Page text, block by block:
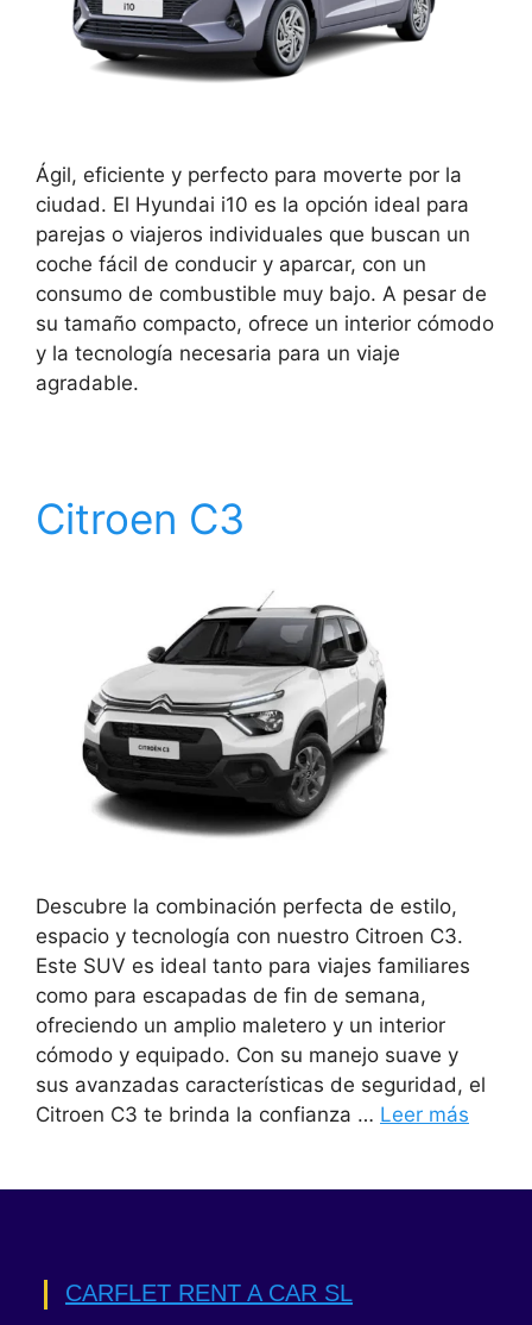
Ágil, eficiente y perfecto para moverte por la
ciudad. El Hyundai i10 es la opción ideal para
parejas o viajeros individuales que buscan un
coche fácil de conducir y aparcar, con un
consumo de combustible muy bajo. A pesar de
su tamaño compacto, ofrece un interior cómodo
y la tecnología necesaria para un viaje
agradable.
Citroen C3
Descubre la combinación perfecta de estilo,
espacio y tecnología con nuestro Citroen C3.
Este SUV es ideal tanto para viajes familiares
como para escapadas de fin de semana,
ofreciendo un amplio maletero y un interior
cómodo y equipado. Con su manejo suave y
sus avanzadas características de seguridad, el
Citroen C3 te brinda la confianza … Leer más
CARFLET RENT A CAR SL